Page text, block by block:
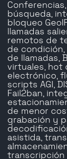
búsqueda,
bloqueo
llamadas
remotos de
de condición,
de llamadas,
virtuales, hot
electrónico,
scripts AGI,
Fail2ban,
de menor
grabación y
asistida,
transcripción